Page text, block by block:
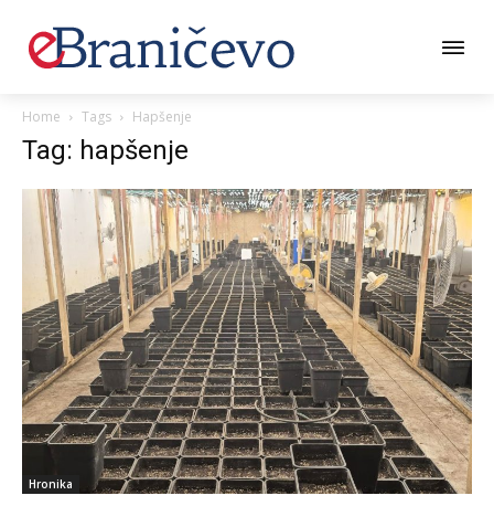
Home Tags Hapšenje
Tag: hapšenje
Hronika